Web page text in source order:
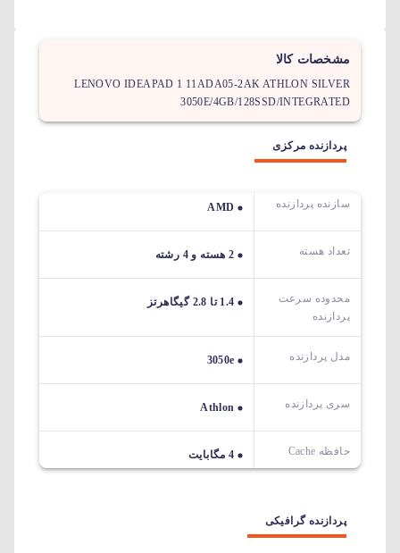
مشخصات کالا
LENOVO IDEAPAD 1 11ADA05-2AK ATHLON SILVER
3050E/4GB/128SSD/INTEGRATED
پردازنده مرکزی
سازنده پردازنده AMD
تعداد هسته 2 هسته و 4 رشته
محدوده سرعت
پردازنده
1.4 تا 2.8 گیگاهرتز
مدل پردازنده 3050e
سری پردازنده Athlon
حافظه Cache 4 مگابایت
پردازنده گرافیکی